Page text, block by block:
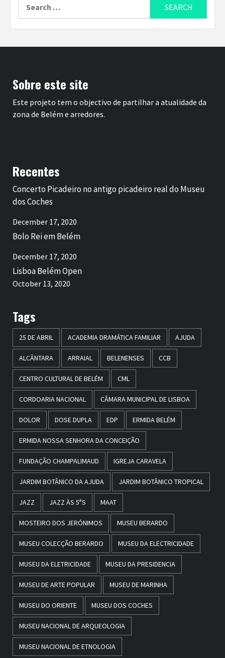
for:
Sobre este site
Este projeto tem o objectivo de partilhar a atualidade da
zona de Belém e arredores.
Recentes
Concerto Picadeiro no antigo picadeiro real do Museu
dos Coches
December 17, 2020
Bolo Rei em Belém
December 17, 2020
Lisboa Belém Open
October 13, 2020
Tags
25 DE ABRIL ACADEMIA DRAMÁTICA FAMILIAR AJUDA
ALCÂNTARA ARRAIAL BELENENSES CCB
CENTRO CULTURAL DE BELÉM CML
CORDOARIA NACIONAL CÂMARA MUNICIPAL DE LISBOA
DOLOR DOSE DUPLA EDP ERMIDA BELÉM
ERMIDA NOSSA SENHORA DA CONCEIÇÃO
FUNDAÇÃO CHAMPALIMAUD IGREJA CARAVELA
JARDIM BOTÂNICO DA AJUDA JARDIM BOTÂNICO TROPICAL
JAZZ JAZZ ÀS 5ªS MAAT
MOSTEIRO DOS JERÓNIMOS MUSEU BERARDO
MUSEU COLECÇÃO BERARDO MUSEU DA ELECTRICIDADE
MUSEU DA ELETRICIDADE MUSEU DA PRESIDENCIA
MUSEU DE ARTE POPULAR MUSEU DE MARINHA
MUSEU DO ORIENTE MUSEU DOS COCHES
MUSEU NACIONAL DE ARQUEOLOGIA
MUSEU NACIONAL DE ETNOLOGIA